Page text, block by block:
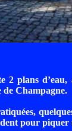
2 plans
de Champagne.
pour piquer